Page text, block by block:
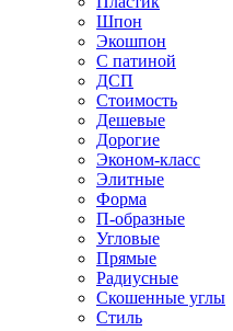
Шпон
Экошпон
С патиной
ДСП
Стоимость
Дешевые
Дорогие
Эконом-класс
Элитные
Форма
П-образные
Угловые
Прямые
Радиусные
Скошенные углы
Стиль